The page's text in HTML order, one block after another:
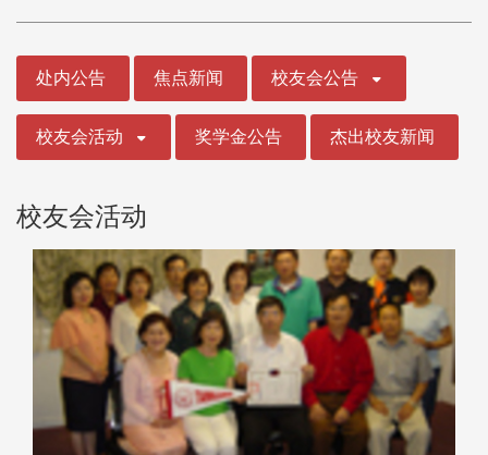
处内公告 焦点新闻 校友会公告
校友会活动 奖学金公告 杰出校友新闻
校友会活动